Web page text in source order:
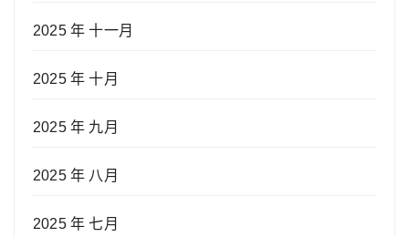
2025 年 十一月
2025 年 十月
2025 年 九月
2025 年 八月
2025 年 七月